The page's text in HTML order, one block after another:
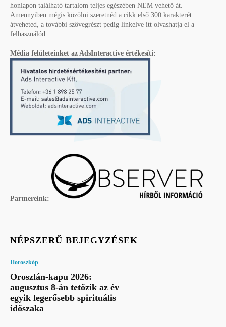
honlapon található tartalom teljes egészében NEM vehető át.
Amennyiben mégis közölni szeretnéd a cikk első 300 karakterét
átveheted, a további szövegrészt pedig linkelve itt olvashatja el a
felhasználód.
Média felületeinket az AdsInteractive értékesíti:
Partnereink:
NÉPSZERŰ BEJEGYZÉSEK
Horoszkóp
Oroszlán-kapu 2026:
augusztus 8-án tetőzik az év
egyik legerősebb spirituális
időszaka